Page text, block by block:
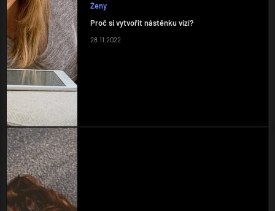
Ženy
Proč si vytvořit nástěnku vizí?
28.11.2022